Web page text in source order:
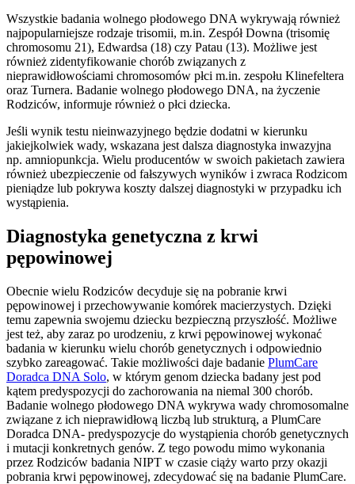
Wszystkie badania wolnego płodowego DNA wykrywają również
najpopularniejsze rodzaje trisomii, m.in. Zespół Downa (trisomię
chromosomu 21), Edwardsa (18) czy Patau (13). Możliwe jest
również zidentyfikowanie chorób związanych z
nieprawidłowościami chromosomów płci m.in. zespołu Klinefeltera
oraz Turnera. Badanie wolnego płodowego DNA, na życzenie
Rodziców, informuje również o płci dziecka.
Jeśli wynik testu nieinwazyjnego będzie dodatni w kierunku
jakiejkolwiek wady, wskazana jest dalsza diagnostyka inwazyjna
np. amniopunkcja. Wielu producentów w swoich pakietach zawiera
również ubezpieczenie od fałszywych wyników i zwraca Rodzicom
pieniądze lub pokrywa koszty dalszej diagnostyki w przypadku ich
wystąpienia.
Diagnostyka genetyczna z krwi
pępowinowej
Obecnie wielu Rodziców decyduje się na pobranie krwi
pępowinowej i przechowywanie komórek macierzystych. Dzięki
temu zapewnia swojemu dziecku bezpieczną przyszłość. Możliwe
jest też, aby zaraz po urodzeniu, z krwi pępowinowej wykonać
badania w kierunku wielu chorób genetycznych i odpowiednio
szybko zareagować. Takie możliwości daje badanie PlumCare
Doradca DNA Solo, w którym genom dziecka badany jest pod
kątem predyspozycji do zachorowania na niemal 300 chorób.
Badanie wolnego płodowego DNA wykrywa wady chromosomalne
związane z ich nieprawidłową liczbą lub strukturą, a PlumCare
Doradca DNA- predyspozycje do wystąpienia chorób genetycznych
i mutacji konkretnych genów. Z tego powodu mimo wykonania
przez Rodziców badania NIPT w czasie ciąży warto przy okazji
pobrania krwi pępowinowej, zdecydować się na badanie PlumCare.